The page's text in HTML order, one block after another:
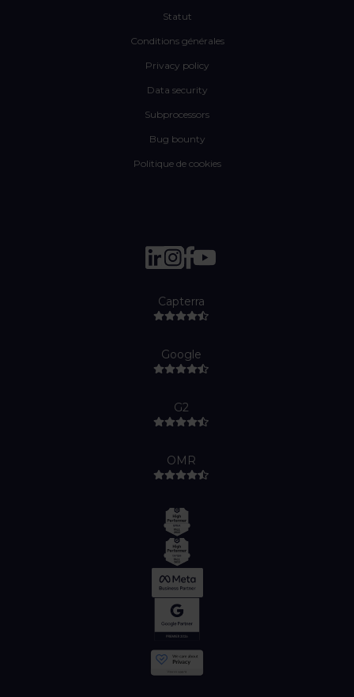
Statut
Conditions générales
Privacy policy
Data security
Subprocessors
Bug bounty
Politique de cookies
Capterra
Google
G2
OMR